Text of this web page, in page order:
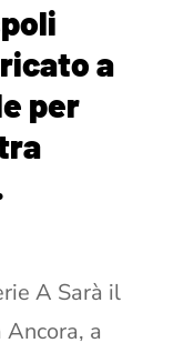
a
per
A Sarà il
a